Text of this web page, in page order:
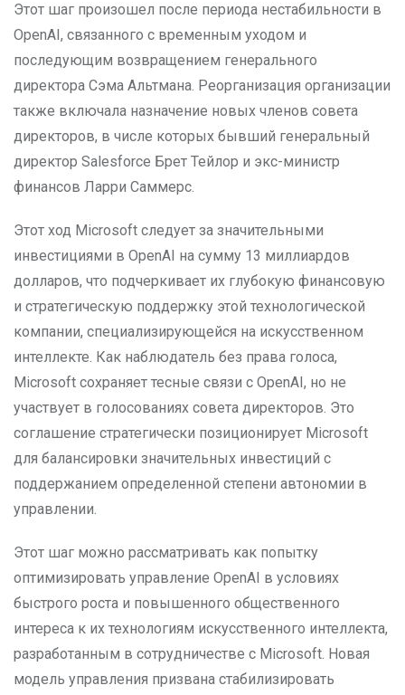
Этот шаг произошел после периода нестабильности в
OpenAI, связанного с временным уходом и
последующим возвращением генерального
директора Сэма Альтмана. Реорганизация организации
также включала назначение новых членов совета
директоров, в числе которых бывший генеральный
директор Salesforce Брет Тейлор и экс-министр
финансов Ларри Саммерс.
Этот ход Microsoft следует за значительными
инвестициями в OpenAI на сумму 13 миллиардов
долларов, что подчеркивает их глубокую финансовую
и стратегическую поддержку этой технологической
компании, специализирующейся на искусственном
интеллекте. Как наблюдатель без права голоса,
Microsoft сохраняет тесные связи с OpenAI, но не
участвует в голосованиях совета директоров. Это
соглашение стратегически позиционирует Microsoft
для балансировки значительных инвестиций с
поддержанием определенной степени автономии в
управлении.
Этот шаг можно рассматривать как попытку
оптимизировать управление OpenAI в условиях
быстрого роста и повышенного общественного
интереса к их технологиям искусственного интеллекта,
разработанным в сотрудничестве с Microsoft. Новая
модель управления призвана стабилизировать